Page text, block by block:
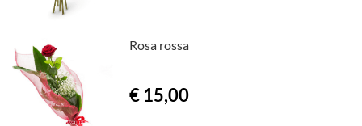
Rosa rossa
€ 15,00